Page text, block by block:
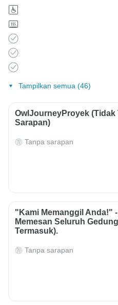
Tampilkan semua (46)
OwlJourneyProyek (Tidak
Sarapan)
Tanpa sarapan
"Kami Memanggil Anda!"
Memesan Seluruh
Termasuk).
Tanpa sarapan